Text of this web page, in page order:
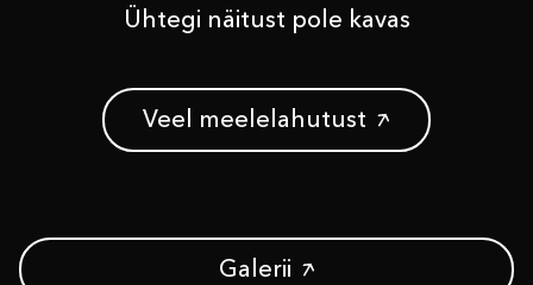
Ühtegi näitust pole kavas
Veel meelelahutust
Galerii